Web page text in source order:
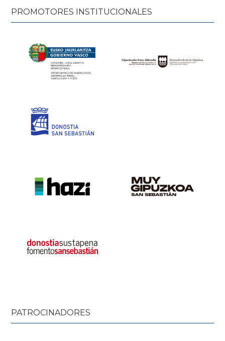
PROMOTORES INSTITUCIONALES
PATROCINADORES